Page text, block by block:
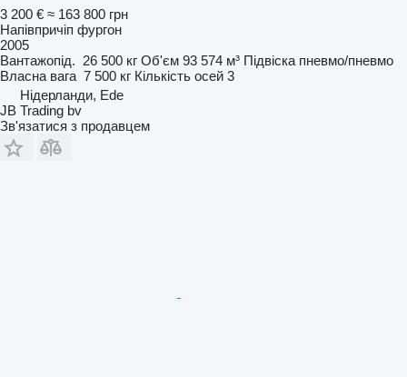
3 200 € ≈ 163 800 грн
Напівпричіп фургон
2005
Вантажопід. 26 500 кг Об'єм 93 574 м³ Підвіска пневмо/пневмо
Власна вага 7 500 кг Кількість осей 3
Нідерланди, Ede
JB Trading bv
Зв'язатися з продавцем